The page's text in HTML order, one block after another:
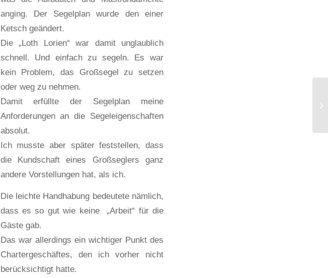
anging. Der Segelplan wurde den einer
Ketsch geändert.
Die „Loth Lorien“ war damit unglaublich
schnell. Und einfach zu segeln. Es war
kein Problem, das Großsegel zu setzen
oder weg zu nehmen.
Damit erfüllte der Segelplan meine
Anforderungen an die Segeleigenschaften
absolut.
Ich musste aber später feststellen, dass
die Kundschaft eines Großseglers ganz
andere Vorstellungen hat, als ich.
Die leichte Handhabung bedeutete nämlich,
dass es so gut wie keine „Arbeit“ für die
Gäste gab.
Das war allerdings ein wichtiger Punkt des
Chartergeschäftes, den ich vorher nicht
berücksichtigt hatte.